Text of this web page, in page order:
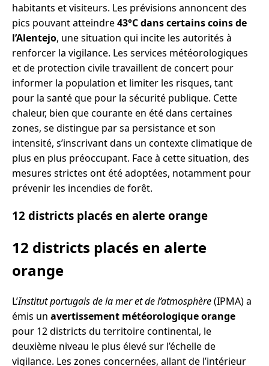
habitants et visiteurs. Les prévisions annoncent des
pics pouvant atteindre43°C dans certains coins de
l’Alentejo, une situation qui incite les autorités à
renforcer la vigilance. Les services météorologiques
et de protection civile travaillent de concert pour
informer la population et limiter les risques, tant
pour la santé que pour la sécurité publique. Cette
chaleur, bien que courante en été dans certaines
zones, se distingue par sa persistance et son
intensité, s’inscrivant dans un contexte climatique de
plus en plus préoccupant. Face à cette situation, des
mesures strictes ont été adoptées, notamment pour
prévenir les incendies de forêt.
12 districts placés en alerte orange
12 districts placés en alerte
orange
L’Institut portugais de la mer et de l’atmosphère(IPMA) a
émis un avertissement météorologique orange
pour 12 districts du territoire continental, le
deuxième niveau le plus élevé sur l’échelle de
vigilance. Les zones concernées, allant de l’intérieur